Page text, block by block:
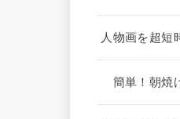
人物画を超短
簡単！朝焼